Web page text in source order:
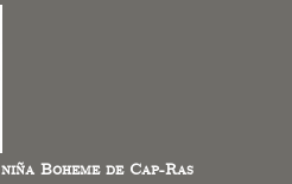
Boheme de Cap-Ras